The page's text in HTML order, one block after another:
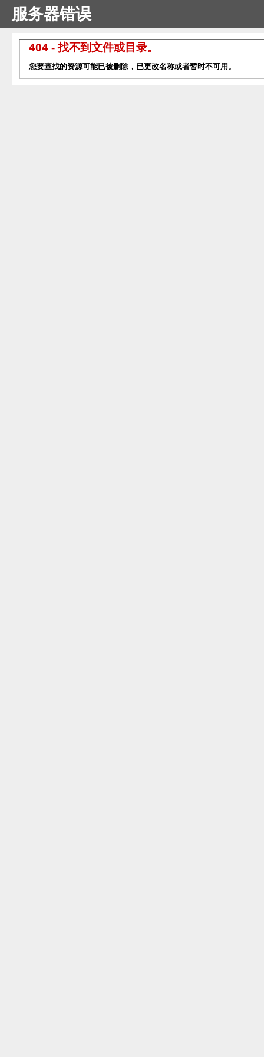
服务器错误
404 - 找不到文件或目录。
您要查找的资源可能已被删除，已更改名称或者暂时不可用。